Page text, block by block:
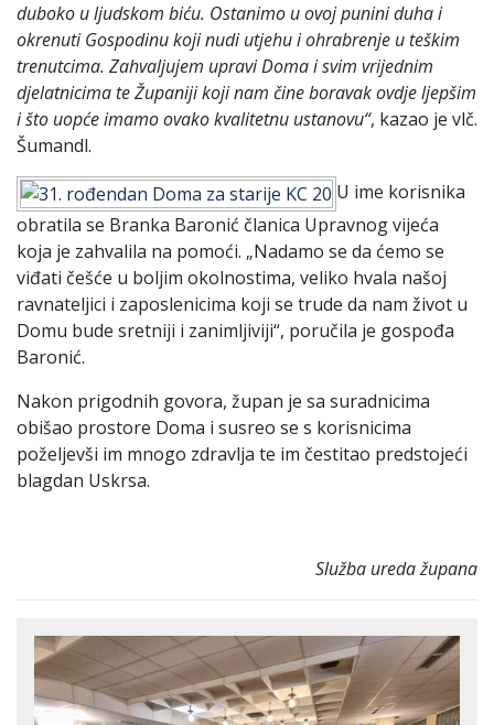
duboko u ljudskom biću. Ostanimo u ovoj punini duha i
okrenuti Gospodinu koji nudi utjehu i ohrabrenje u teškim
trenutcima. Zahvaljujem upravi Doma i svim vrijednim
djelatnicima te Županiji koji nam čine boravak ovdje ljepšim
i što uopće imamo ovako kvalitetnu ustanovu“, kazao je vlč.
Šumandl.
U ime korisnika
obratila se Branka Baronić članica Upravnog vijeća
koja je zahvalila na pomoći. „Nadamo se da ćemo se
viđati češće u boljim okolnostima, veliko hvala našoj
ravnateljici i zaposlenicima koji se trude da nam život u
Domu bude sretniji i zanimljiviji“, poručila je gospođa
Baronić.
Nakon prigodnih govora, župan je sa suradnicima
obišao prostore Doma i susreo se s korisnicima
poželjevši im mnogo zdravlja te im čestitao predstojeći
blagdan Uskrsa.
Služba ureda župana